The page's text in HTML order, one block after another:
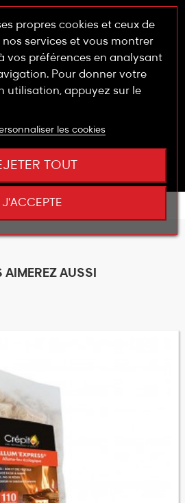
AIMEREZ AUSSI
propres cookies et ceux de
services et vous montrer
vos préférences en analysant
Pour donner votre
utilisation, appuyez sur le
les cookies
TOUT
J'ACCEPTE